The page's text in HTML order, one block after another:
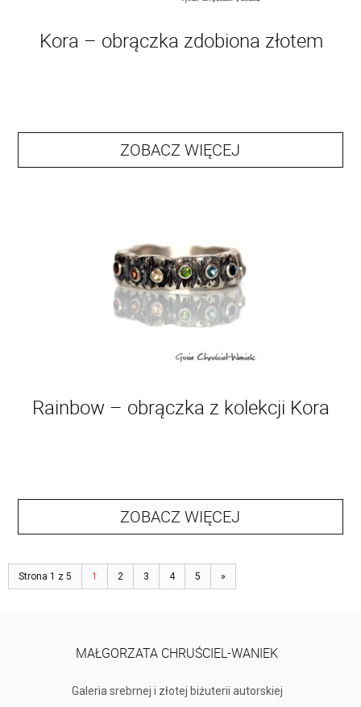
Kora – obrączka zdobiona złotem
ZOBACZ WIĘCEJ
Rainbow – obrączka z kolekcji Kora
ZOBACZ WIĘCEJ
Strona 1 z 5 1 2 3 4 5 »
MAŁGORZATA CHRUŚCIEL-WANIEK
Galeria srebrnej i złotej biżuterii autorskiej